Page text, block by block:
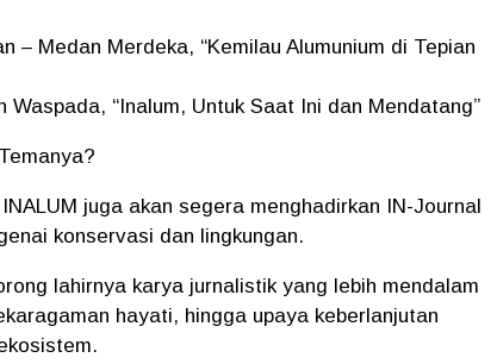
– Medan Merdeka, “Kemilau Alumunium di Tepian
“Inalum, Untuk Saat Ini dan Mendatang”
juga akan segera menghadirkan IN-Journal
konservasi dan lingkungan.
lahirnya karya jurnalistik yang lebih mendalam
hayati, hingga upaya keberlanjutan